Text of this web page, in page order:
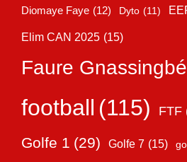
Diomaye Faye (12) Dyto (11)
Elim CAN 2025 (15)
Faure Gnassingbé
football (115) FTF
Golfe 1 (29) Golfe 7 (15)